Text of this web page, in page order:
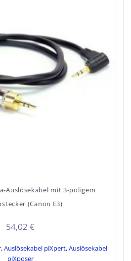
Auslösekabel mit 3-poligem
(Canon E3)
54,02 €
,Auslösekabel piXpert,Auslösekabel
piXposer